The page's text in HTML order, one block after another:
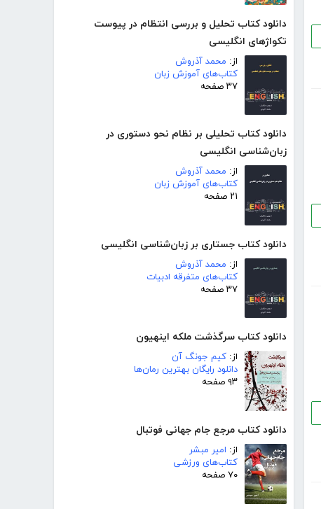
دانلود کتاب تحلیل و بررسی انتظام در پیوست
تکواژهای انگلیسی
از: محمد آذروش
کتاب‌های آموزش زبان
۳۷ صفحه
دانلود کتاب تحلیلی بر نظام نحو دستوری در
زبان‌شناسی انگلیسی
از: محمد آذروش
کتاب‌های آموزش زبان
۲۱ صفحه
دانلود کتاب جستاری بر زبان‌شناسی انگلیسی
از: محمد آذروش
کتاب‌های متفرقه ادبیات
۳۷ صفحه
دانلود کتاب سرگذشت ملکه اینهیون
از: کیم جونگ آن
دانلود رایگان بهترین رمان‌ها
۹۳ صفحه
دانلود کتاب مرجع جام جهانی فوتبال
از: امیر مبشر
کتاب‌های ورزشی
۷۰ صفحه